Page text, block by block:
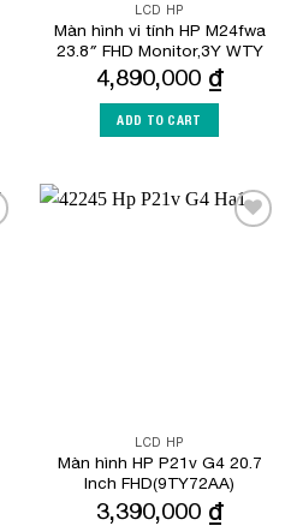
LCD HP
Màn hình vi tính HP M24fwa
23.8″ FHD Monitor,3Y WTY
4,890,000 ₫
ADD TO CART
LCD HP
Màn hình HP P21v G4 20.7
Inch FHD(9TY72AA)
3,390,000 ₫